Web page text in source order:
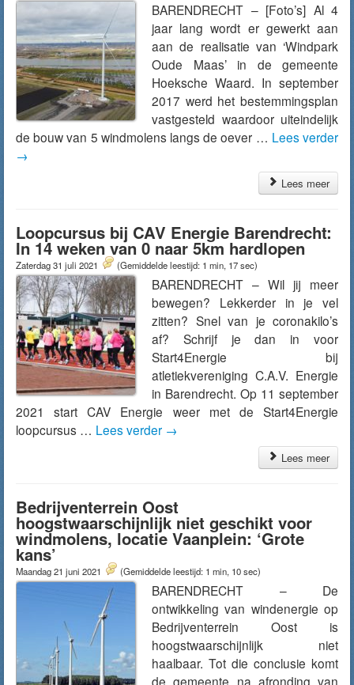
BARENDRECHT – [Foto’s] Al 4
jaar lang wordt er gewerkt aan
aan de realisatie van ‘Windpark
Oude Maas’ in de gemeente
Hoeksche Waard. In september
2017 werd het bestemmingsplan
vastgesteld waardoor uiteindelijk
de bouw van 5 windmolens langs de oever … Lees verder
→
Lees meer
Loopcursus bij CAV Energie Barendrecht:
In 14 weken van 0 naar 5km hardlopen
Zaterdag 31 juli 2021 (Gemiddelde leestijd: 1 min, 17 sec)
BARENDRECHT – Wil jij meer
bewegen? Lekkerder in je vel
zitten? Snel van je coronakilo’s
af? Schrijf je dan in voor
Start4Energie bij
atletiekvereniging C.A.V. Energie
in Barendrecht. Op 11 september
2021 start CAV Energie weer met de Start4Energie
loopcursus … Lees verder →
Lees meer
Bedrijventerrein Oost
hoogstwaarschijnlijk niet geschikt voor
windmolens, locatie Vaanplein: ‘Grote
kans’
Maandag 21 juni 2021 (Gemiddelde leestijd: 1 min, 10 sec)
BARENDRECHT – De
ontwikkeling van windenergie op
Bedrijventerrein Oost is
hoogstwaarschijnlijk niet
haalbaar. Tot die conclusie komt
de gemeente na afronding van